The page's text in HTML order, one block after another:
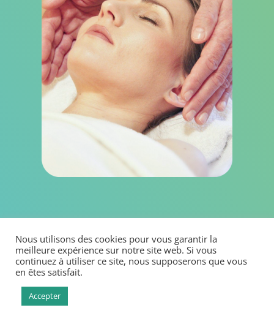
la perte d’audition
Faiblesse du nerf acoustique
Troubles neurologiques
les troubles de l’équilibre
Nous utilisons des cookies pour vous garantir la
meilleure expérience sur notre site web. Si vous
continuez à utiliser ce site, nous supposerons que vous
en êtes satisfait.
Accepter